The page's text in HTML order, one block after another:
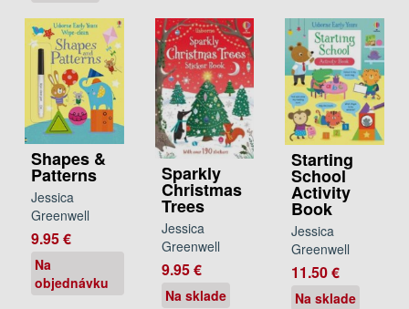
Shapes &
Patterns
Jessica
Greenwell
9.95 €
Na
objednávku
Sparkly
Christmas
Trees
Jessica
Greenwell
9.95 €
Na sklade
Starting
School
Activity
Book
Jessica
Greenwell
11.50 €
Na sklade